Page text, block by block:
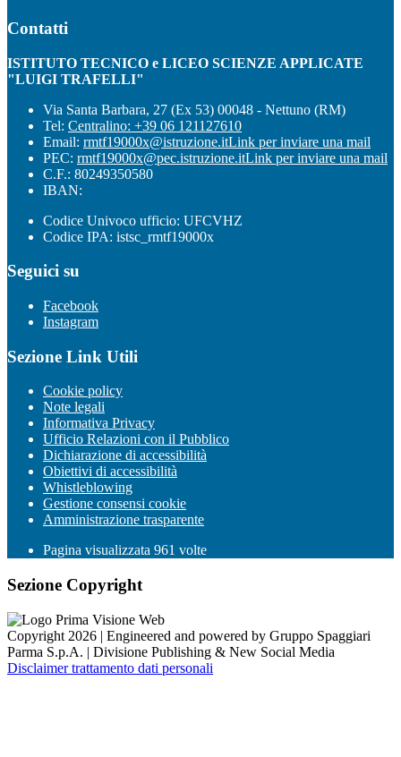
Contatti
ISTITUTO TECNICO e LICEO SCIENZE APPLICATE
"LUIGI TRAFELLI"
Via Santa Barbara, 27 (Ex 53) 00048 - Nettuno (RM)
Tel: Centralino: +39 06 121127610
Email: rmtf19000x@istruzione.itLink per inviare una mail
PEC: rmtf19000x@pec.istruzione.itLink per inviare una mail
C.F.: 80249350580
IBAN:
Codice Univoco ufficio: UFCVHZ
Codice IPA: istsc_rmtf19000x
Seguici su
Facebook
Instagram
Sezione Link Utili
Cookie policy
Note legali
Informativa Privacy
Ufficio Relazioni con il Pubblico
Dichiarazione di accessibilità
Obiettivi di accessibilità
Whistleblowing
Gestione consensi cookie
Amministrazione trasparente
Pagina visualizzata 961 volte
Sezione Copyright
Copyright 2026 | Engineered and powered by Gruppo Spaggiari
Parma S.p.A. | Divisione Publishing & New Social Media
Disclaimer trattamento dati personali